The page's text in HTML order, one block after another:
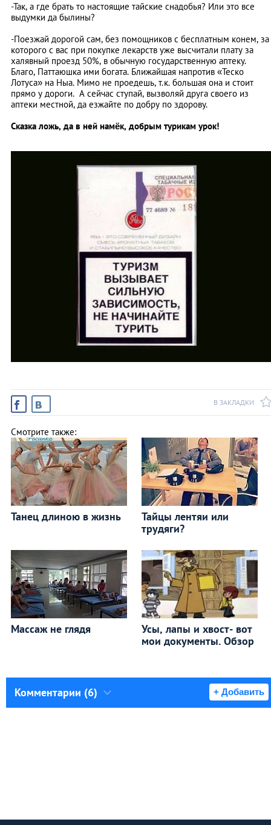
-Так, а где брать то настоящие тайские снадобья? Или это все
выдумки да былины?
-Поезжай дорогой сам, без помощников с бесплатным конем, за
которого с вас при покупке лекарств уже высчитали плату за
халявный проезд 50%, в обычную государственную аптеку.
Благо, Паттаюшка ими богата. Ближайшая напротив «Теско
Лотуса» на Ныа. Мимо не проедешь, т.к. большая она и стоит
прямо у дороги. А сейчас ступай, вызволяй друга своего из
аптеки местной, да езжайте по добру по здорову.
Сказка ложь, да в ней намёк, добрым турикам урок!
В ЗАКЛАДКИ
Смотрите также:
Танец длиною в жизнь
Тайцы лентяи или
трудяги?
Массаж не глядя
Усы, лапы и хвост- вот
мои документы. Обзор
Комментарии (6) + Добавить